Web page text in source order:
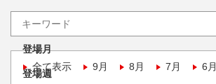
登場月
全て表示
9月 8月 7月 6月
登場週